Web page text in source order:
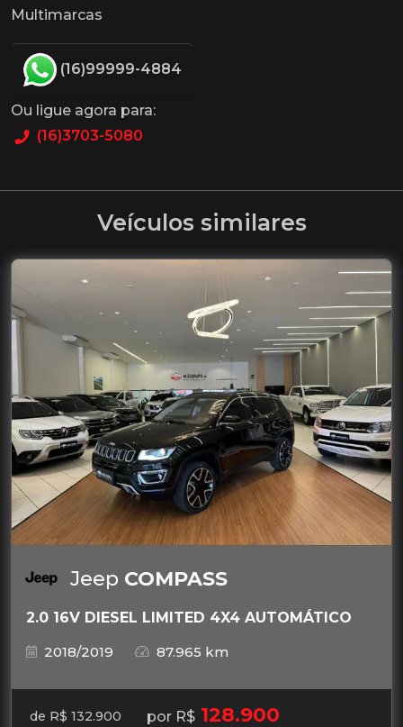
Multimarcas
(16)99999-4884
Ou ligue agora para:
(16)3703-5080
Veículos similares
Jeep COMPASS
2.0 16V DIESEL LIMITED 4X4 AUTOMÁTICO
2018/2019
87.965 km
de R$ 132.900 por R$ 128.900